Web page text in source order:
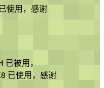
使用，感谢
被用，
已使用，感谢